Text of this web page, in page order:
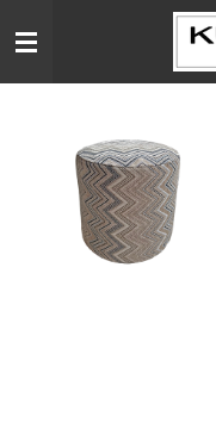
direct